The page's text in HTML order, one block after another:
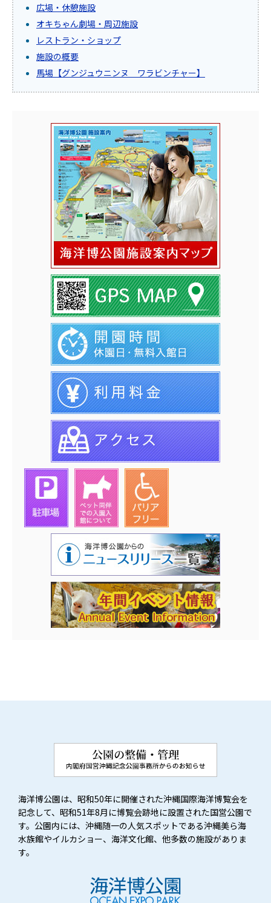
広場・休憩施設
オキちゃん劇場・周辺施設
レストラン・ショップ
施設の概要
馬場【グンジュウニンヌ ワラビンチャー】
海洋博公園は、昭和50年に開催された沖縄国際海洋博覧会を
記念して、昭和51年8月に博覧会跡地に設置された国営公園で
す。公園内には、沖縄随一の人気スポットである沖縄美ら海
水族館やイルカショー、海洋文化館、他多数の施設がありま
す。